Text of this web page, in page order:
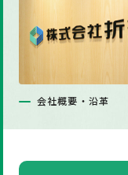
会社概要・沿革